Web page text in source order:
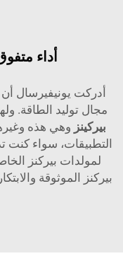
أداء
أدركت يونيفيرسال أن
مجال توليد الطاقة.
بيركينز وهي هذه
التطبيقات، سواء كنت
لمولدات بيركنز
بيركنز الموثوقة